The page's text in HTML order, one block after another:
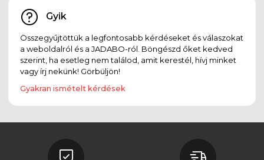
Gyik
Összegyűjtöttük a legfontosabb kérdéseket és válaszokat
a weboldalról és a JADABO-ról. Böngészd őket kedved
szerint, ha esetleg nem találod, amit kerestél, hívj minket
vagy írj nekünk! Görbüljön!
Gyakran ismételt kérdések